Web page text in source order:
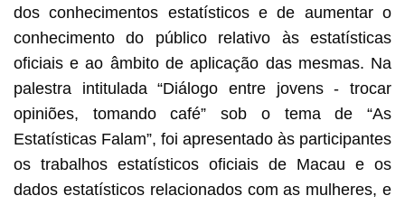
dos conhecimentos estatísticos e de aumentar o
conhecimento do público relativo às estatísticas
oficiais e ao âmbito de aplicação das mesmas. Na
palestra intitulada “Diálogo entre jovens - trocar
opiniões, tomando café” sob o tema de “As
Estatísticas Falam”, foi apresentado às participantes
os trabalhos estatísticos oficiais de Macau e os
dados estatísticos relacionados com as mulheres, e